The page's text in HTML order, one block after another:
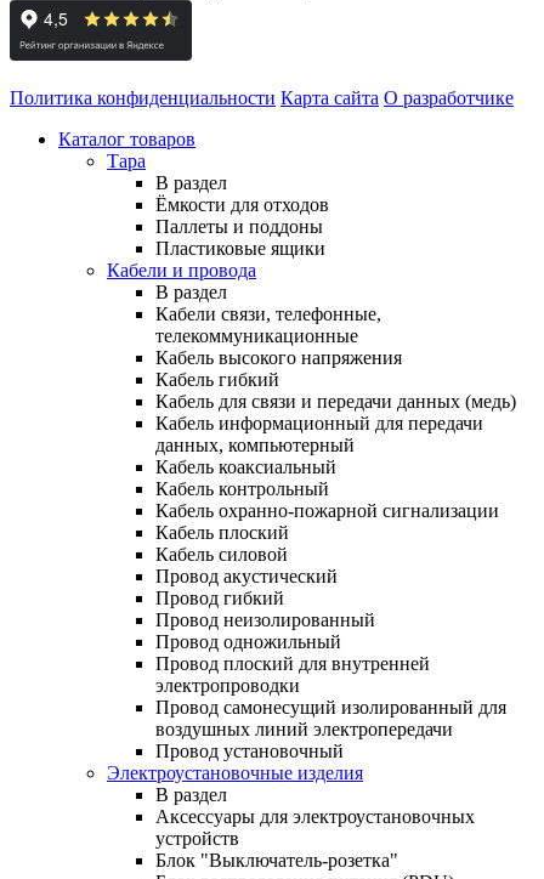
Политика конфиденциальности Карта сайта О разработчике
Каталог товаров
Тара
В раздел
Ёмкости для отходов
Паллеты и поддоны
Пластиковые ящики
Кабели и провода
В раздел
Кабели связи, телефонные,
телекоммуникационные
Кабель высокого напряжения
Кабель гибкий
Кабель для связи и передачи данных (медь)
Кабель информационный для передачи
данных, компьютерный
Кабель коаксиальный
Кабель контрольный
Кабель охранно-пожарной сигнализации
Кабель плоский
Кабель силовой
Провод акустический
Провод гибкий
Провод неизолированный
Провод одножильный
Провод плоский для внутренней
электропроводки
Провод самонесущий изолированный для
воздушных линий электропередачи
Провод установочный
Электроустановочные изделия
В раздел
Аксессуары для электроустановочных
устройств
Блок "Выключатель-розетка"